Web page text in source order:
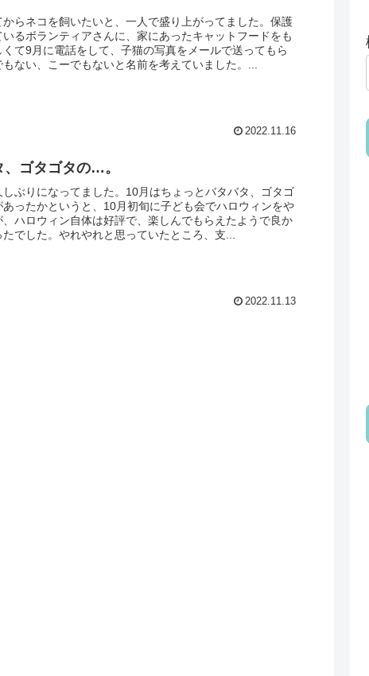
からネコを飼いたいと、一人で盛り上がってました。保護
いるボランティアさんに、家にあったキャットフードをも
くて9月に電話をして、子猫の写真をメールで送ってもら
ない、こーでもないと名前を考えていました。...
2022.11.16
、ゴタゴタの…。
しぶりになってました。10月はちょっとバタバタ、ゴタゴ
ったかというと、10月初旬に子ども会でハロウィンをや
、ハロウィン自体は好評で、楽しんでもらえたようで良か
たでした。やれやれと思っていたところ、支...
2022.11.13